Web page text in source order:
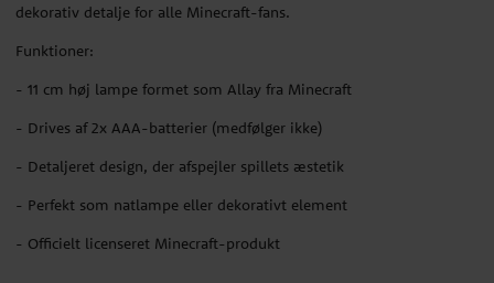
dekorativ detalje for alle Minecraft-fans.
Funktioner:
- 11 cm høj lampe formet som Allay fra Minecraft
- Drives af 2x AAA-batterier (medfølger ikke)
- Detaljeret design, der afspejler spillets æstetik
- Perfekt som natlampe eller dekorativt element
- Officielt licenseret Minecraft-produkt